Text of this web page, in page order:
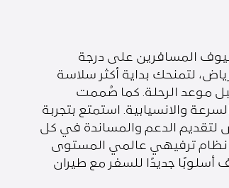
المسافرين على درجة
لتمنحك بداية أكثر سلاسة
يمكن للضيوف المسافرين على درجة الأعمال الاسترخاء في صالة حفاوة الواقعة صالتي المغادرة (1) و(2)، قبل موعد الرحلة. كما صُممت
والانسيابية. استمتع بتجربة
لتقديم الدعم والمساندة في كل
نظام ترفيهي عالمي المستوى
جديدًا للسفر مع طيران